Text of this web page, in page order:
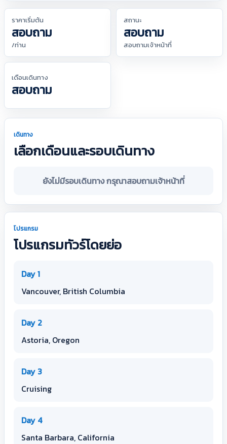
ราคาเริ่มต้น
สอบถาม
/ท่าน
สถานะ
สอบถาม
สอบถามเจ้าหน้าที่
เดือนเดินทาง
สอบถาม
เดินทาง
เลือกเดือนและรอบเดินทาง
ยังไม่มีรอบเดินทาง กรุณาสอบถามเจ้าหน้าที่
โปรแกรม
โปรแกรมทัวร์โดยย่อ
Day 1
Vancouver, British Columbia
Day 2
Astoria, Oregon
Day 3
Cruising
Day 4
Santa Barbara, California